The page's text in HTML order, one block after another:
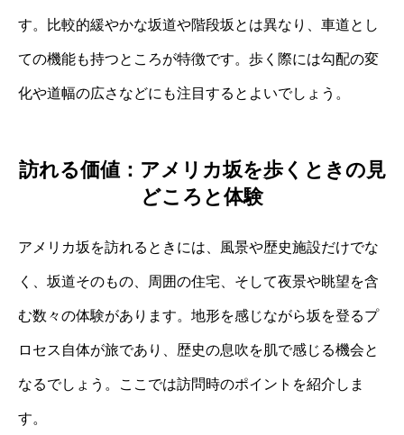
す。比較的緩やかな坂道や階段坂とは異なり、車道とし
ての機能も持つところが特徴です。歩く際には勾配の変
化や道幅の広さなどにも注目するとよいでしょう。
訪れる価値：アメリカ坂を歩くときの見
どころと体験
アメリカ坂を訪れるときには、風景や歴史施設だけでな
く、坂道そのもの、周囲の住宅、そして夜景や眺望を含
む数々の体験があります。地形を感じながら坂を登るプ
ロセス自体が旅であり、歴史の息吹を肌で感じる機会と
なるでしょう。ここでは訪問時のポイントを紹介しま
す。